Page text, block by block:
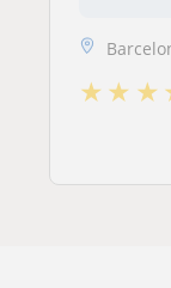
Barcelona
★★ ★